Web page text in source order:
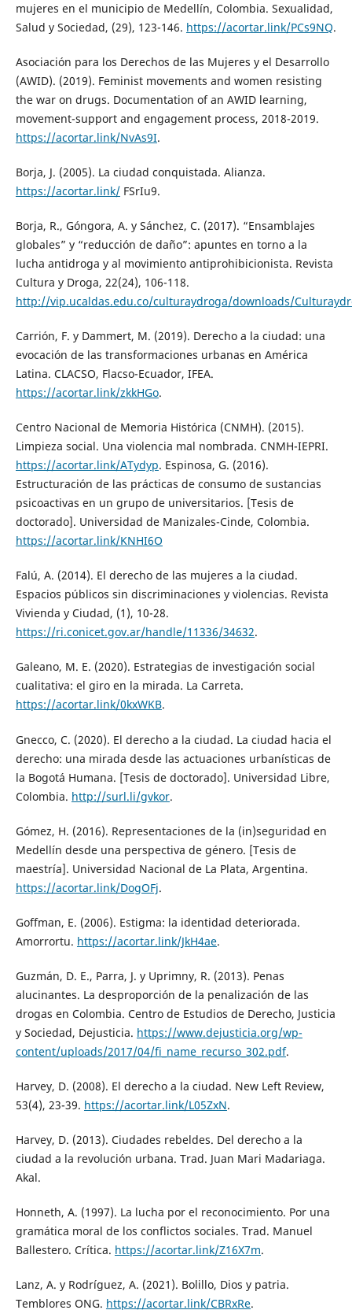
mujeres en el municipio de Medellín, Colombia. Sexualidad,
Salud y Sociedad, (29), 123-146. https://acortar.link/PCs9NQ.
Asociación para los Derechos de las Mujeres y el Desarrollo
(AWID). (2019). Feminist movements and women resisting
the war on drugs. Documentation of an AWID learning,
movement-support and engagement process, 2018-2019.
https://acortar.link/NvAs9I.
Borja, J. (2005). La ciudad conquistada. Alianza.
https://acortar.link/FSrIu9.
Borja, R., Góngora, A. y Sánchez, C. (2017). “Ensamblajes
globales” y “reducción de daño”: apuntes en torno a la
lucha antidroga y al movimiento antiprohibicionista. Revista
Cultura y Droga, 22(24), 106-118.
http://vip.ucaldas.edu.co/culturaydroga/downloads/
Carrión, F. y Dammert, M. (2019). Derecho a la ciudad: una
evocación de las transformaciones urbanas en América
Latina. CLACSO, Flacso-Ecuador, IFEA.
https://acortar.link/zkkHGo.
Centro Nacional de Memoria Histórica (CNMH). (2015).
Limpieza social. Una violencia mal nombrada. CNMH-IEPRI.
https://acortar.link/ATydyp. Espinosa, G. (2016).
Estructuración de las prácticas de consumo de sustancias
psicoactivas en un grupo de universitarios. [Tesis de
doctorado]. Universidad de Manizales-Cinde, Colombia.
https://acortar.link/KNHI6O
Falú, A. (2014). El derecho de las mujeres a la ciudad.
Espacios públicos sin discriminaciones y violencias. Revista
Vivienda y Ciudad, (1), 10-28.
https://ri.conicet.gov.ar/handle/11336/34632.
Galeano, M. E. (2020). Estrategias de investigación social
cualitativa: el giro en la mirada. La Carreta.
https://acortar.link/0kxWKB.
Gnecco, C. (2020). El derecho a la ciudad. La ciudad hacia el
derecho: una mirada desde las actuaciones urbanísticas de
la Bogotá Humana. [Tesis de doctorado]. Universidad Libre,
Colombia. http://surl.li/gvkor.
Gómez, H. (2016). Representaciones de la (in)seguridad en
Medellín desde una perspectiva de género. [Tesis de
maestría]. Universidad Nacional de La Plata, Argentina.
https://acortar.link/DogOFj.
Goffman, E. (2006). Estigma: la identidad deteriorada.
Amorrortu. https://acortar.link/JkH4ae.
Guzmán, D. E., Parra, J. y Uprimny, R. (2013). Penas
alucinantes. La desproporción de la penalización de las
drogas en Colombia. Centro de Estudios de Derecho, Justicia
y Sociedad, Dejusticia. https://www.dejusticia.org/wp-
content/uploads/2017/04/fi_name_recurso_302.pdf.
Harvey, D. (2008). El derecho a la ciudad. New Left Review,
53(4), 23-39. https://acortar.link/L05ZxN.
Harvey, D. (2013). Ciudades rebeldes. Del derecho a la
ciudad a la revolución urbana. Trad. Juan Mari Madariaga.
Akal.
Honneth, A. (1997). La lucha por el reconocimiento. Por una
gramática moral de los conflictos sociales. Trad. Manuel
Ballestero. Crítica. https://acortar.link/Z16X7m.
Lanz, A. y Rodríguez, A. (2021). Bolillo, Dios y patria.
Temblores ONG. https://acortar.link/CBRxRe.